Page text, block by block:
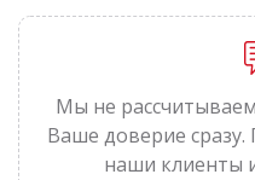
Мы не
Ваше доверие сразу.
наши клиенты